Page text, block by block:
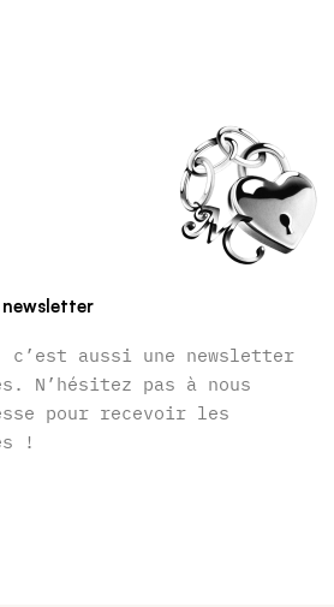
c’est aussi une newsletter
N’hésitez pas à nous
pour recevoir les
!